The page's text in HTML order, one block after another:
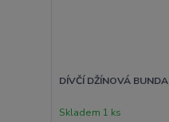
DÍVČÍ DŽÍNOVÁ BUNDA
Skladem 1 ks